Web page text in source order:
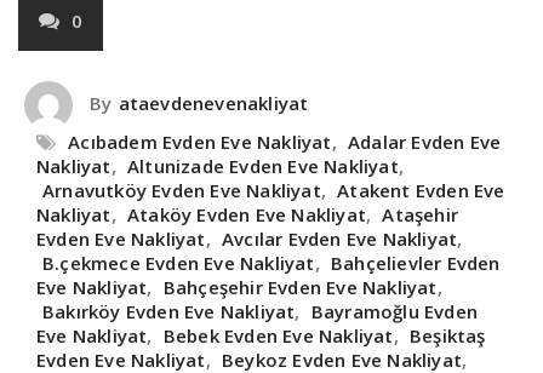
0
By ataevdenevenakliyat
Acıbadem Evden Eve Nakliyat, Adalar Evden Eve
Nakliyat, Altunizade Evden Eve Nakliyat,
Arnavutköy Evden Eve Nakliyat, Atakent Evden Eve
Nakliyat, Ataköy Evden Eve Nakliyat, Ataşehir
Evden Eve Nakliyat, Avcılar Evden Eve Nakliyat,
B.çekmece Evden Eve Nakliyat, Bahçelievler Evden
Eve Nakliyat, Bahçeşehir Evden Eve Nakliyat,
Bakırköy Evden Eve Nakliyat, Bayramoğlu Evden
Eve Nakliyat, Bebek Evden Eve Nakliyat, Beşiktaş
Evden Eve Nakliyat, Beykoz Evden Eve Nakliyat,